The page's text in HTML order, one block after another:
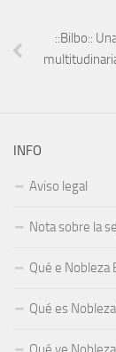
::Bilbo::
INFO
Aviso legal
Nota sobre la
Qué e Nobleza
Qué es